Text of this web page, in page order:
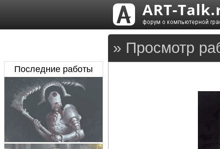
» Просмотр
Последние работы